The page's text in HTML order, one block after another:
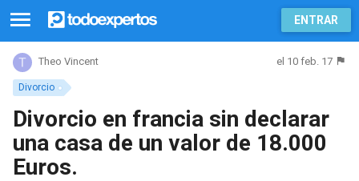
ENTRAR
Divorcio
Theo Vincent el 10 feb. 17
Divorcio en francia sin declarar
una casa de un valor de 18.000
Euros.